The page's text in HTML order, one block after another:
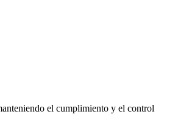
el cumplimiento y el control